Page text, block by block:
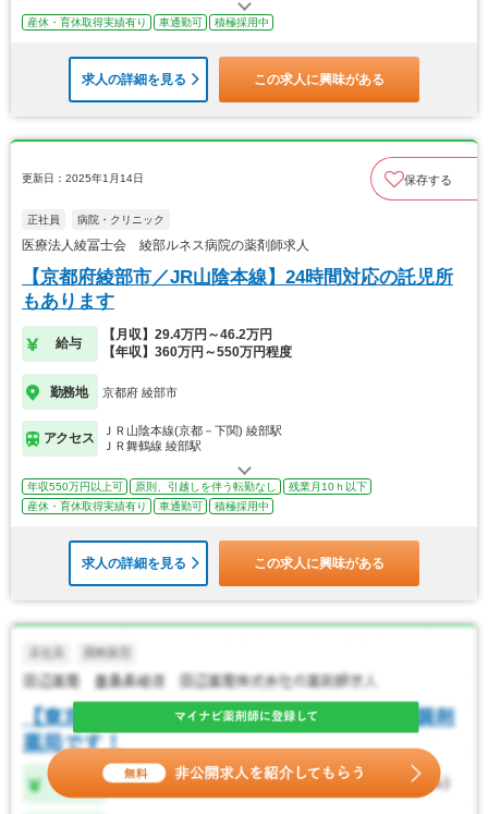
産休・育休取得実績有り 車通勤可 積極採用中
求人の詳細を見る この求人に興味がある
更新日：2025年1月14日 保存する
正社員 病院・クリニック
医療法人綾冨士会 綾部ルネス病院の薬剤師求人
【京都府綾部市／JR山陰本線】24時間対応の託児所
もあります
給与
【月収】29.4万円～46.2万円
【年収】360万円～550万円程度
勤務地 京都府 綾部市
アクセス
ＪＲ山陰本線(京都－下関) 綾部駅
ＪＲ舞鶴線 綾部駅
年収550万円以上可 原則、引越しを伴う転勤なし
残業月10ｈ以下
産休・育休取得実績有り
車通勤可 積極採用中
求人の詳細を見る この求人に興味がある